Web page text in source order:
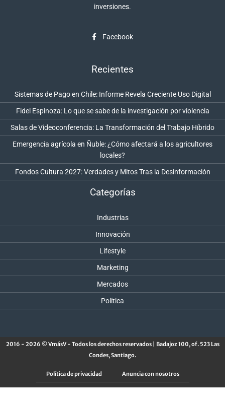
inversiones.
Facebook
Recientes
Sistemas de Pago en Chile: Informe Revela Creciente Uso Digital
Fidel Espinoza: Lo que se sabe de la investigación por violencia
Salas de Videoconferencia: La Transformación del Trabajo Híbrido
Emergencia agrícola en Ñuble: ¿Cómo afectará a los agricultores
locales?
Fondos Cultura 2027: Verdades y Mitos Tras la Desinformación
Categorías
Industrias
Innovación
Lifestyle
Marketing
Mercados
Política
2016 - 2026 © VmásV - Todos los derechos reservados | Badajoz 100, of. 523 Las
Condes, Santiago.
Política de privacidad Anuncia con nosotros